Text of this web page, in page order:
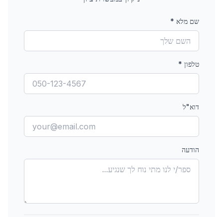
שם מלא *
טלפון *
דוא"ל
הודעה